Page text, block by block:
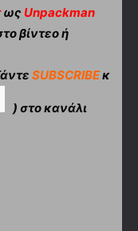
ως Unpackman
βίντεο ή
SUBSCRIBEκ
) στο κανάλι